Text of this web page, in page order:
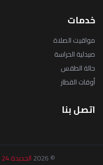
خدمات
مواقيت الصلاة
صيدلية الحراسة
حالة الطقس
أوقات القطار
اتصل بنا
© 2026 الجديدة 24